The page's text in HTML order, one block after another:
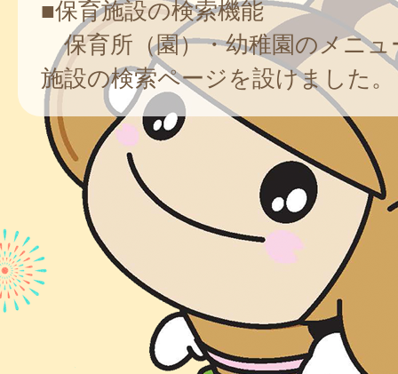
■保育施設の検索機能
保育所（園）・幼稚園のメニュ
施設の検索ページを設けました。